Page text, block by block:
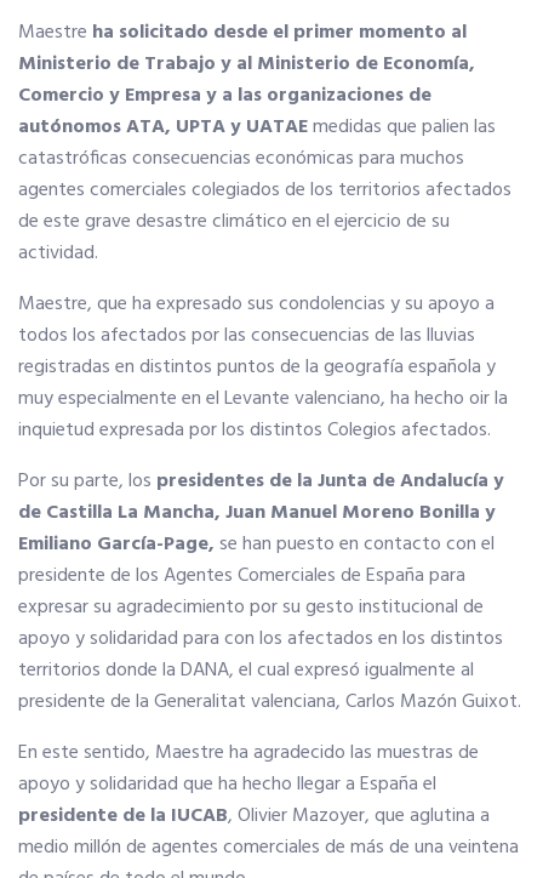
Ventajas fiscales
Asesoramiento fiscal y jurídico
Despachos y salas de reuniones
Consulados comerciales
Internacional
Hoteles
Apps
Información a la última
Una gran organización
OFERTAS DE EMPLEO
Empresas
Maestre ha solicitado desde el primer momento al
Ministerio de Trabajo y al Ministerio de Economía,
Comercio y Empresa y a las organizaciones de
autónomos ATA, UPTA y UATAEmedidas que palien las
catastróficas consecuencias económicas para muchos
agentes comerciales colegiados de los territorios afectados
de este grave desastre climático en el ejercicio de su
actividad.
Maestre, que ha expresado sus condolencias y su apoyo a
todos los afectados por las consecuencias de las lluvias
registradas en distintos puntos de la geografía española y
muy especialmente en el Levante valenciano, ha hecho oir la
inquietud expresada por los distintos Colegios afectados.
Por su parte, los presidentes de la Junta de Andalucía y
de Castilla La Mancha, Juan Manuel Moreno Bonilla y
Emiliano García-Page,se han puesto en contacto con el
presidente de los Agentes Comerciales de España para
expresar su agradecimiento por su gesto institucional de
apoyo y solidaridad para con los afectados en los distintos
territorios donde la DANA, el cual expresó igualmente al
presidente de la Generalitat valenciana, Carlos Mazón Guixot.
En este sentido, Maestre ha agradecido las muestras de
apoyo y solidaridad que ha hecho llegar a España el
presidente de la IUCAB, Olivier Mazoyer, que aglutina a
medio millón de agentes comerciales de más de una veintena